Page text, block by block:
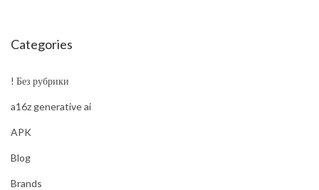
Categories
! Без рубрики
a16z generative ai
APK
Blog
Brands